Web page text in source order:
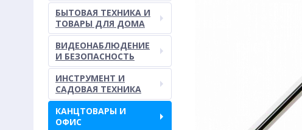
БЫТОВАЯ ТЕХНИКА И
ТОВАРЫ ДЛЯ ДОМА
ВИДЕОНАБЛЮДЕНИЕ
И БЕЗОПАСНОСТЬ
ИНСТРУМЕНТ И
САДОВАЯ ТЕХНИКА
КАНЦТОВАРЫ И
ОФИС